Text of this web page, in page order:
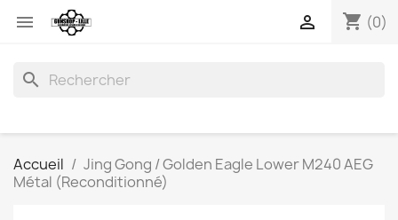
 shopping_cart (0)

search
Accueil
Jing Gong / Golden Eagle Lower M240 AEG
Métal (Reconditionné)